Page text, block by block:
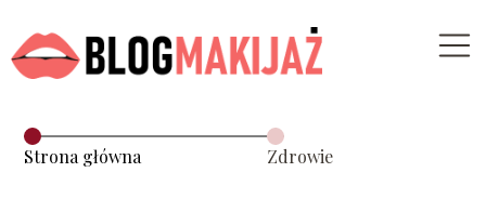
Strona główna Zdrowie